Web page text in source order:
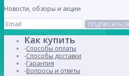
Новости, обзоры и акции
ПОДПИСАТЬСЯ
Как купить
Способы оплаты
Способы доставки
Гарантия
Вопросы и ответы